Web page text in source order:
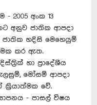
2005 අංක 13
අනුව ජාතික ආපදා
ජාතික හදිසි මෙහෙයුම්
කර ඇත.
හා ප්‍රාදේශීය
මෝසම් ආපදා
වේ.
- පාසල් විෂය